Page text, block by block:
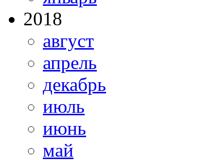
2018
август
апрель
декабрь
июль
июнь
май